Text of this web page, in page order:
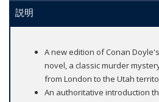
説明
A new edition of Conan
novel, a classic murder
from London to the Utah
An authoritative introduction